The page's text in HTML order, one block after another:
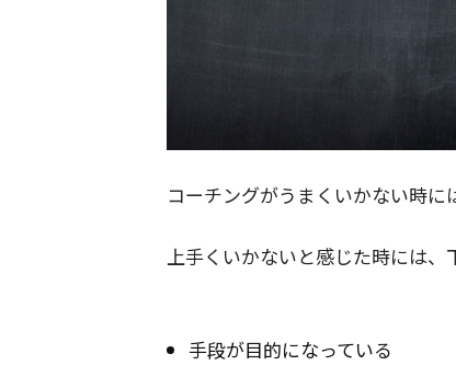
コーチングがうまくいかない時に
上手くいかないと感じた時には、
手段が目的になっている